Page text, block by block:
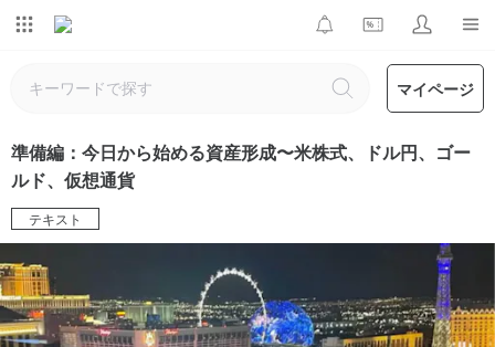
マイページ
準備編：今日から始める資産形成〜米株式、ドル円、ゴー
ルド、仮想通貨
テキスト